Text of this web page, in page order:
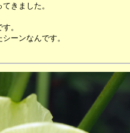
きました。
。
ーンなんです。